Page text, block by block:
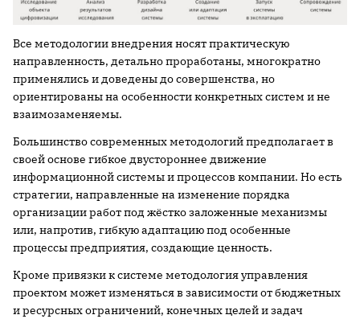
Все методологии внедрения носят практическую
направленность, детально проработаны, многократно
применялись и доведены до совершенства, но
ориентированы на особенности конкретных систем и не
взаимозаменяемы.
Большинство современных методологий предполагает в
своей основе гибкое двустороннее движение
информационной системы и процессов компании. Но есть
стратегии, направленные на изменение порядка
организации работ под жёстко заложенные механизмы
или, напротив, гибкую адаптацию под особенные
процессы предприятия, создающие ценность.
Кроме привязки к системе методология управления
проектом может изменяться в зависимости от бюджетных
и ресурсных ограничений, конечных целей и задач